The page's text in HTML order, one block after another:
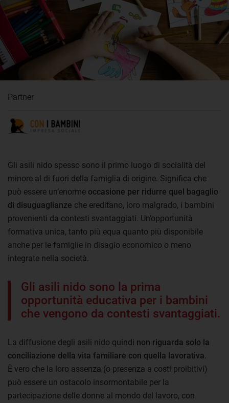
Partner
Gli asili nido spesso sono il primo luogo di socialità del
minore al di fuori della famiglia di origine. Significa che
può essere un’enorme occasione per ridurre quel bagaglio
di disuguaglianze che ereditano, loro malgrado, i bambini
provenienti da contesti svantaggiati. Un’opportunità
formativa unica, tanto più equa quanto più disponibile
anche per le famiglie in disagio economico o meno
integrate nella società.
Gli asili nido sono la prima
opportunità educativa per i bambini
che vengono da contesti svantaggiati.
La diffusione degli asili nido quindi non riguarda solo la
conciliazione della vita familiare con quella lavorativa
È vero che la loro assenza (o presenza a costi proibitivi)
può essere un ostacolo insormontabile per la
partecipazione delle donne al mondo del lavoro, con